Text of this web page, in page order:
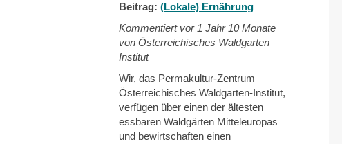
Beitrag:(Lokale) Ernährung
Kommentiert vor 1 Jahr 10 Monate
von Österreichisches Waldgarten
Institut
Wir, das Permakultur-Zentrum –
Österreichisches Waldgarten-Institut,
verfügen über einen der ältesten
essbaren Waldgärten Mitteleuropas
und bewirtschaften einen